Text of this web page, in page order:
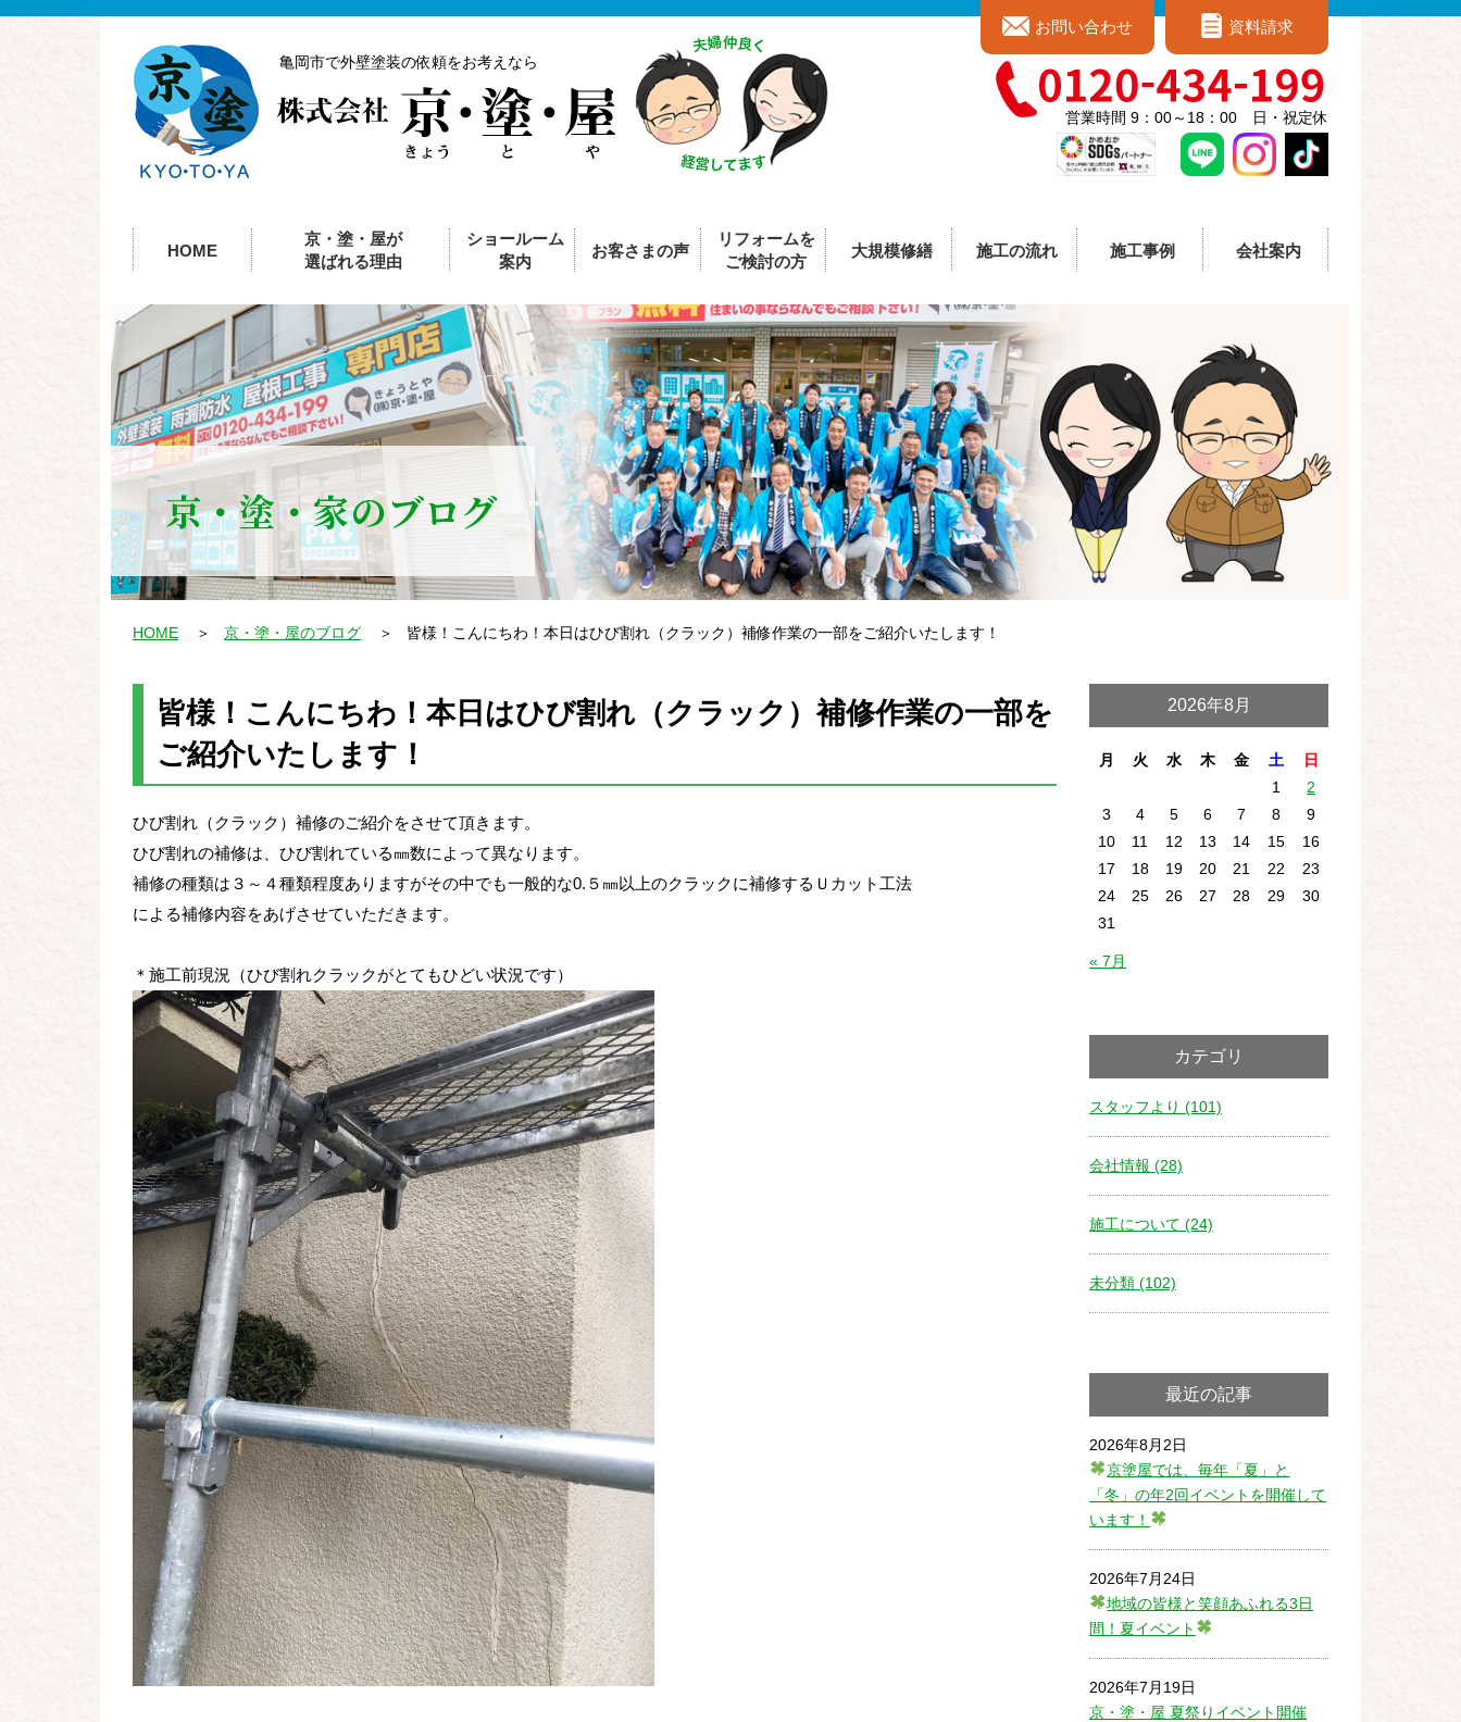
亀岡市で外壁塗装の依頼をお考えなら
営業時間 9：00～18：00 日・祝定休
お問い合わせ 資料請求
HOME
京・塗・屋が
選ばれる理由
ショールーム
案内
お客さまの声
リフォームを
ご検討の方
大規模修繕 施工の流れ 施工事例 会社案内
京・塗・家のブログ
HOME ＞ 京・塗・屋のブログ ＞ 皆様！こんにちわ！本日はひび割れ（クラック）補修作業の一部をご紹介いたします！
皆様！こんにちわ！本日はひび割れ（クラック）補修作業の一部を
ご紹介いたします！
ひび割れ（クラック）補修のご紹介をさせて頂きます。
ひび割れの補修は、ひび割れている㎜数によって異なります。
補修の種類は３～４種類程度ありますがその中でも一般的な0.５㎜以上のクラックに補修するＵカット工法
による補修内容をあげさせていただきます。
＊施工前現況（ひび割れクラックがとてもひどい状況です）
2026年8月
月 火 水 木 金 土 日
« 7月
1
2
3
4 5 6 7 8
9
10
11 12 13 14 15
16
17
18 19 20 21 22
23
24
25 26 27 28 29
30
31
カテゴリ
スタッフより (101)
会社情報 (28)
施工について (24)
未分類 (102)
最近の記事
2026年8月2日
京塗屋では、毎年「夏」と
「冬」の年2回イベントを開催して
います！
2026年7月24日
地域の皆様と笑顔あふれる3日
間！夏イベント
2026年7月19日
京・塗・屋 夏祭りイベント開催